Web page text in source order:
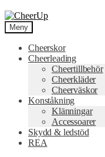
Hoppa
till
navigering
Hoppa
till
innehåll
Meny
Cheerskor
Cheerleading
Cheertillbehör
Cheerkläder
Cheerväskor
Konståkning
Klänningar
Accessoarer
Skydd & ledstöd
REA